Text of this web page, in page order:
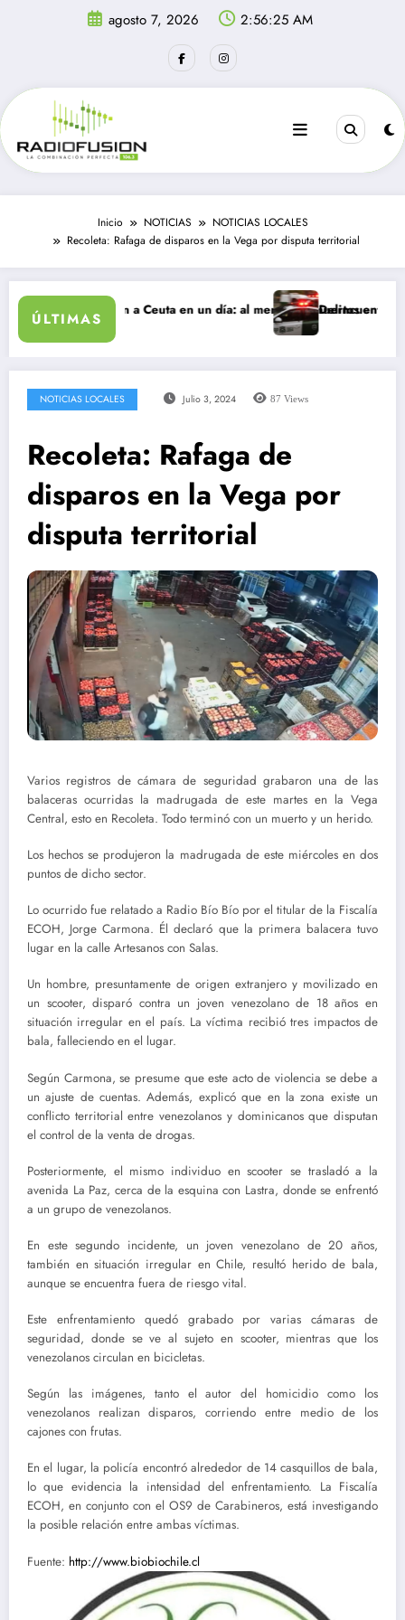
agosto 7, 2026 2:56:25 AM
Inicio NOTICIAS
NOTICIAS LOCALES
Recoleta: Rafaga de disparos en la Vega por disputa territorial
ÚLTIMAS
ingresan a Ceuta en un día: al menos 34 muertos en la crisis.
Delincuentes matan
NOTICIAS LOCALES Julio 3, 2024 87 Views
Recoleta: Rafaga de
disparos en la Vega por
disputa territorial
Varios registros de cámara de seguridad grabaron una de las
balaceras ocurridas la madrugada de este martes en la Vega
Central, esto en Recoleta. Todo terminó con un muerto y un herido.
Los hechos se produjeron la madrugada de este miércoles en dos
puntos de dicho sector.
Lo ocurrido fue relatado a Radio Bío Bío por el titular de la Fiscalía
ECOH, Jorge Carmona. Él declaró que la primera balacera tuvo
lugar en la calle Artesanos con Salas.
Un hombre, presuntamente de origen extranjero y movilizado en
un scooter, disparó contra un joven venezolano de 18 años en
situación irregular en el país. La víctima recibió tres impactos de
bala, falleciendo en el lugar.
Según Carmona, se presume que este acto de violencia se debe a
un ajuste de cuentas. Además, explicó que en la zona existe un
conflicto territorial entre venezolanos y dominicanos que disputan
el control de la venta de drogas.
Posteriormente, el mismo individuo en scooter se trasladó a la
avenida La Paz, cerca de la esquina con Lastra, donde se enfrentó
a un grupo de venezolanos.
En este segundo incidente, un joven venezolano de 20 años,
también en situación irregular en Chile, resultó herido de bala,
aunque se encuentra fuera de riesgo vital.
Este enfrentamiento quedó grabado por varias cámaras de
seguridad, donde se ve al sujeto en scooter, mientras que los
venezolanos circulan en bicicletas.
Según las imágenes, tanto el autor del homicidio como los
venezolanos realizan disparos, corriendo entre medio de los
cajones con frutas.
En el lugar, la policía encontró alrededor de 14 casquillos de bala,
lo que evidencia la intensidad del enfrentamiento. La Fiscalía
ECOH, en conjunto con el OS9 de Carabineros, está investigando
la posible relación entre ambas víctimas.
Fuente: http://www.biobiochile.cl